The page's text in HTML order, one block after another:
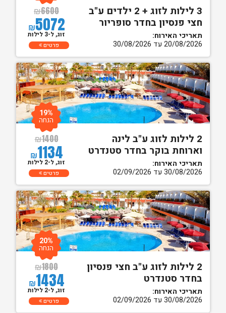
3 לילות לזוג + 2 ילדים ע"ב
חצי פנסיון בחדר סופריור
תאריכי האירוח:
20/08/2026 עד 30/08/2026
₪6600
₪5072
זוג, ל-3 לילות
פרטים
2 לילות לזוג ע"ב לינה
וארוחת בוקר בחדר סטנדרט
תאריכי האירוח:
30/08/2026 עד 02/09/2026
₪1400
₪1134
19%
הנחה
זוג, ל-2 לילות
פרטים
2 לילות לזוג ע"ב חצי פנסיון
בחדר סטנדרט
תאריכי האירוח:
30/08/2026 עד 02/09/2026
₪1800
₪1434
20%
הנחה
זוג, ל-2 לילות
פרטים